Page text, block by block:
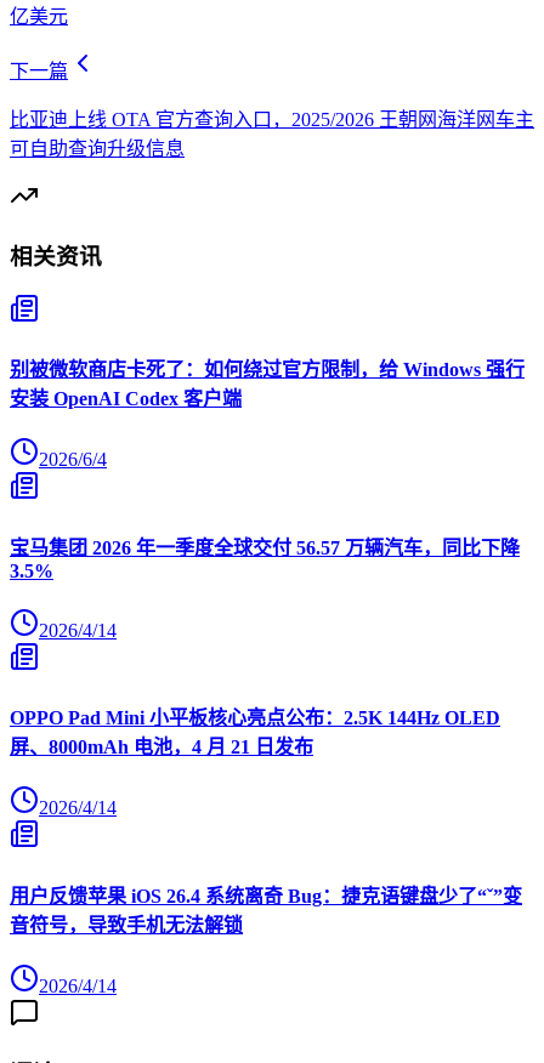
亿美元
下一篇
比亚迪上线 OTA 官方查询入口，2025/2026 王朝网海洋网车主
可自助查询升级信息
相关资讯
别被微软商店卡死了：如何绕过官方限制，给 Windows 强行
安装 OpenAI Codex 客户端
2026/6/4
宝马集团 2026 年一季度全球交付 56.57 万辆汽车，同比下降
3.5%
2026/4/14
OPPO Pad Mini 小平板核心亮点公布：2.5K 144Hz OLED
屏、8000mAh 电池，4 月 21 日发布
2026/4/14
用户反馈苹果 iOS 26.4 系统离奇 Bug：捷克语键盘少了“ˇ”变
音符号，导致手机无法解锁
2026/4/14